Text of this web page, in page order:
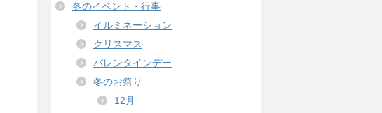
冬のイベント・行事
イルミネーション
クリスマス
バレンタインデー
冬のお祭り
12月